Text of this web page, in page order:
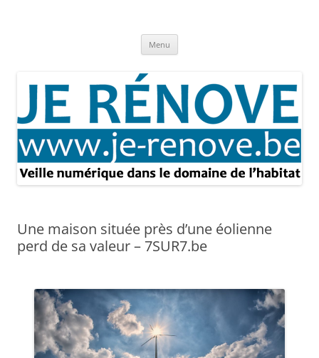
Menu
Une maison située près d’une éolienne
perd de sa valeur – 7SUR7.be